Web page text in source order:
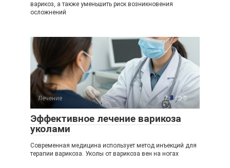
варикоз, а также уменьшить риск возникновения
осложнений
Лечение 0
Эффективное лечение варикоза
уколами
Современная медицина использует метод инъекций для
терапии варикоза. Уколы от варикоза вен на ногах